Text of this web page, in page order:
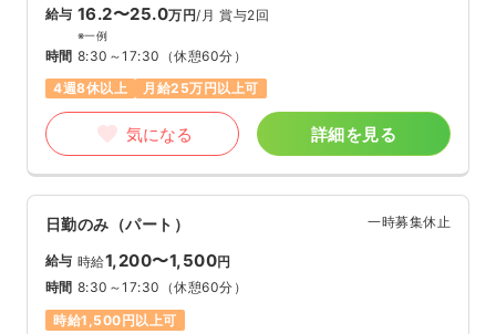
給与 16.2〜25.0万円/月 賞与2回
※一例
時間 8:30～17:30 （休憩60分）
4週8休以上
月給25万円以上可
気になる 詳細を見る
日勤のみ（パート） 一時募集休止
給与 時給1,200〜1,500円
時間 8:30～17:30 （休憩60分）
時給1,500円以上可